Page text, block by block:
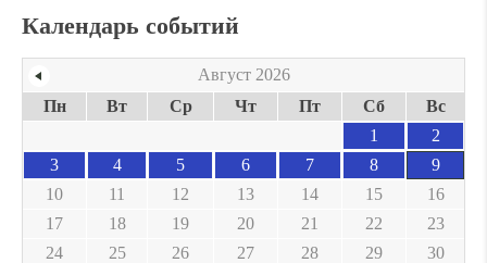
Календарь событий
Август 2026
Пн
Вт Ср Чт Пт Сб
Вс
1
2
3
4 5 6 7 8
9
10
11 12 13 14 15
16
17
18 19 20 21 22
23
24
25 26 27 28 29
30